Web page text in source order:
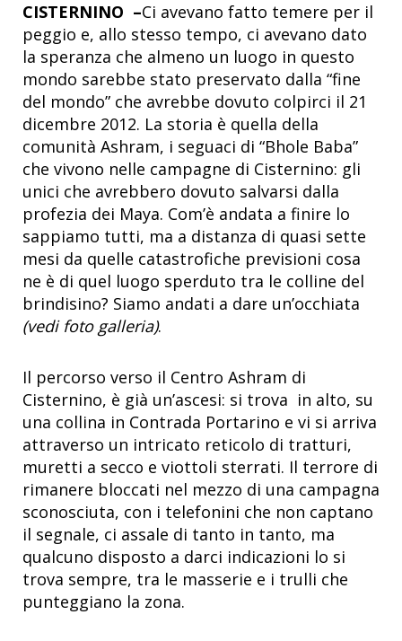
CISTERNINO –Ci avevano fatto temere per il
peggio e, allo stesso tempo, ci avevano dato
la speranza che almeno un luogo in questo
mondo sarebbe stato preservato dalla “fine
del mondo” che avrebbe dovuto colpirci il 21
dicembre 2012. La storia è quella della
comunità Ashram, i seguaci di “Bhole Baba”
che vivono nelle campagne di Cisternino: gli
unici che avrebbero dovuto salvarsi dalla
profezia dei Maya. Com’è andata a finire lo
sappiamo tutti, ma a distanza di quasi sette
mesi da quelle catastrofiche previsioni cosa
ne è di quel luogo sperduto tra le colline del
brindisino? Siamo andati a dare un’occhiata
(vedi foto galleria).
Il percorso verso il Centro Ashram di
Cisternino, è già un’ascesi: si trova in alto, su
una collina in Contrada Portarino e vi si arriva
attraverso un intricato reticolo di tratturi,
muretti a secco e viottoli sterrati. Il terrore di
rimanere bloccati nel mezzo di una campagna
sconosciuta, con i telefonini che non captano
il segnale, ci assale di tanto in tanto, ma
qualcuno disposto a darci indicazioni lo si
trova sempre, tra le masserie e i trulli che
punteggiano la zona.